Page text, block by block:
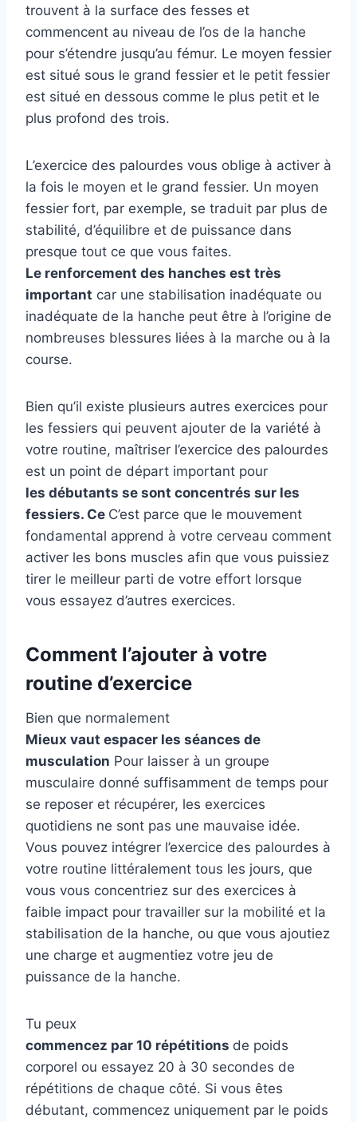
trouvent à la surface des fesses et
commencent au niveau de l’os de la hanche
pour s’étendre jusqu’au fémur. Le moyen fessier
est situé sous le grand fessier et le petit fessier
est situé en dessous comme le plus petit et le
plus profond des trois.
L’exercice des palourdes vous oblige à activer à
la fois le moyen et le grand fessier. Un moyen
fessier fort, par exemple, se traduit par plus de
stabilité, d’équilibre et de puissance dans
presque tout ce que vous faites.
Le renforcement des hanches est très
important car une stabilisation inadéquate ou
inadéquate de la hanche peut être à l’origine de
nombreuses blessures liées à la marche ou à la
course.
Bien qu’il existe plusieurs autres exercices pour
les fessiers qui peuvent ajouter de la variété à
votre routine, maîtriser l’exercice des palourdes
est un point de départ important pour
les débutants se sont concentrés sur les
fessiers. Ce C’est parce que le mouvement
fondamental apprend à votre cerveau comment
activer les bons muscles afin que vous puissiez
tirer le meilleur parti de votre effort lorsque
vous essayez d’autres exercices.
Comment l’ajouter à votre
routine d’exercice
Bien que normalement
Mieux vaut espacer les séances de
musculation Pour laisser à un groupe
musculaire donné suffisamment de temps pour
se reposer et récupérer, les exercices
quotidiens ne sont pas une mauvaise idée.
Vous pouvez intégrer l’exercice des palourdes à
votre routine littéralement tous les jours, que
vous vous concentriez sur des exercices à
faible impact pour travailler sur la mobilité et la
stabilisation de la hanche, ou que vous ajoutiez
une charge et augmentiez votre jeu de
puissance de la hanche.
Tu peux
commencez par 10 répétitions de poids
corporel ou essayez 20 à 30 secondes de
répétitions de chaque côté. Si vous êtes
débutant, commencez uniquement par le poids